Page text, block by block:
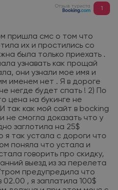
Отзыв туриста 1
пришла смс о том что
их и простились со
была только приехать .
узнавать как прощай
они узнали мое имя и
именем нет . Я в дороге
негде будет спать ! 2) По
цена на букинге не
так как мой сайт в bocking
не смогла доказать что у
заглотила на 25$
я так устала с дороги что
поняла что устала и
говорить про скидку,
выезд из за перелета
предупредила что
, я заплатила 100$